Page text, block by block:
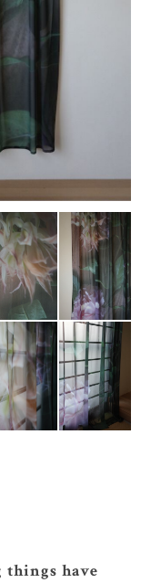
have